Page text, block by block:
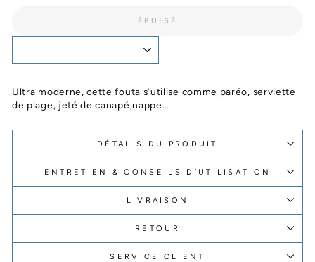
ÉPUISÉ
Ultra moderne, cette fouta s’utilise comme paréo, serviette
de plage, jeté de canapé,nappe…
DÉTAILS DU PRODUIT
ENTRETIEN & CONSEILS D’UTILISATION
LIVRAISON
RETOUR
SERVICE CLIENT